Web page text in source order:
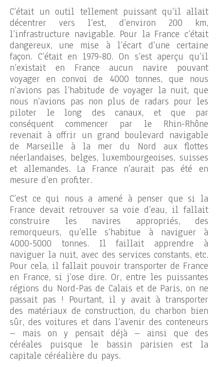
C’était un outil tellement puissant qu’il allait
décentrer vers l’est, d’environ 200 km,
l’infrastructure navigable. Pour la France c’était
dangereux, une mise à l’écart d’une certaine
façon. C’était en 1979-80. On s’est aperçu qu’il
n’existait en France aucun navire pouvant
voyager en convoi de 4000 tonnes, que nous
n’avions pas l’habitude de voyager la nuit, que
nous n’avions pas non plus de radars pour les
piloter le long des canaux, et que par
conséquent commencer par le Rhin-Rhône
revenait à offrir un grand boulevard navigable
de Marseille à la mer du Nord aux flottes
néerlandaises, belges, luxembourgeoises, suisses
et allemandes. La France n’aurait pas été en
mesure d’en profiter.
C’est ce qui nous a amené à penser que si la
France devait retrouver sa voie d’eau, il fallait
construire les navires appropriés, des
remorqueurs, qu’elle s’habitue à naviguer à
4000-5000 tonnes. Il faillait apprendre à
naviguer la nuit, avec des services constants, etc.
Pour cela, il fallait pouvoir transporter de France
en France, si j’ose dire. Or, entre les puissantes
régions du Nord-Pas de Calais et de Paris, on ne
passait pas ! Pourtant, il y avait à transporter
des matériaux de construction, du charbon bien
sûr, des voitures et dans l’avenir des conteneurs
– mais on y pensait déjà – ainsi que des
céréales puisque le bassin parisien est la
capitale céréalière du pays.